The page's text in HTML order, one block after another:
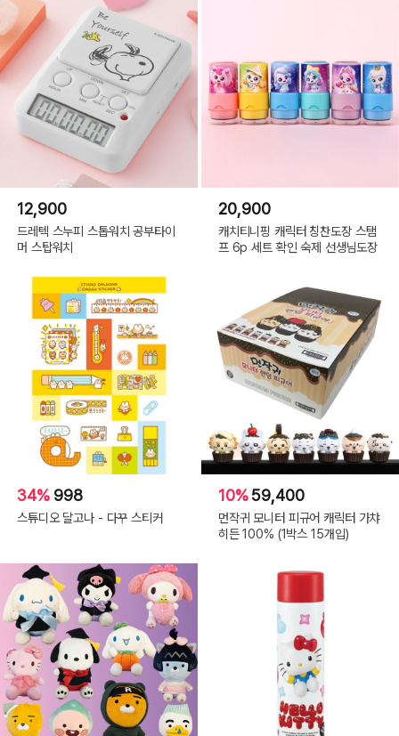
12,900
드레텍 스누피 스톱워치 공부타이
머 스탑워치
20,900
캐치티니핑 캐릭터 칭찬도장 스탬
프 6p 세트 확인 숙제 선생님도장
34% 998
스튜디오 달고나 - 다꾸 스티커
10%59,400
먼작귀 모니터 피규어 캐릭터 가챠
히든 100% (1박스 15개입)